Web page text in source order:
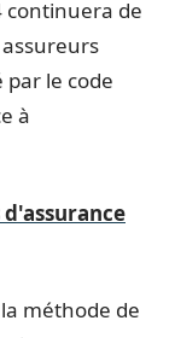
continuera de
le code
à
d'assurance
méthode de